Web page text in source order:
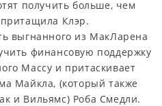
получить больше, чем
Клэр.
выгнанного из МакЛарена
финансовую поддержку
Массу и притаскивает
Майкла, (который также
и Вильямс) Роба Смедли.